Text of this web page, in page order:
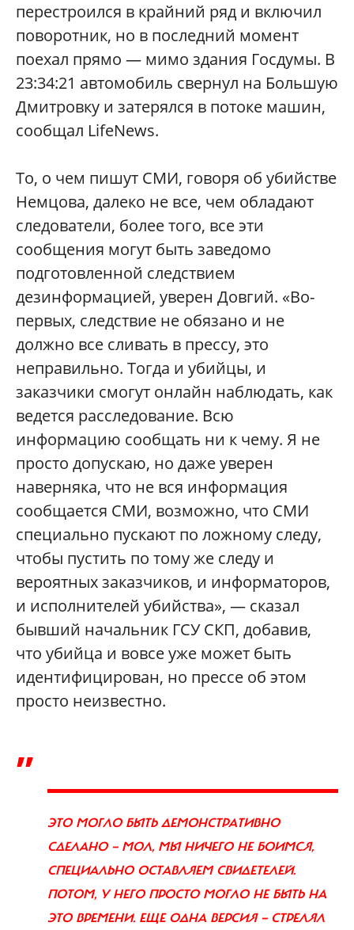
перестроился в крайний ряд и включил
поворотник, но в последний момент
поехал прямо — мимо здания Госдумы. В
23:34:21 автомобиль свернул на Большую
Дмитровку и затерялся в потоке машин,
сообщал LifeNews.
То, о чем пишут СМИ, говоря об убийстве
Немцова, далеко не все, чем обладают
следователи, более того, все эти
сообщения могут быть заведомо
подготовленной следствием
дезинформацией, уверен Довгий. «Во-
первых, следствие не обязано и не
должно все сливать в прессу, это
неправильно. Тогда и убийцы, и
заказчики смогут онлайн наблюдать, как
ведется расследование. Всю
информацию сообщать ни к чему. Я не
просто допускаю, но даже уверен
наверняка, что не вся информация
сообщается СМИ, возможно, что СМИ
специально пускают по ложному следу,
чтобы пустить по тому же следу и
вероятных заказчиков, и информаторов,
и исполнителей убийства», — сказал
бывший начальник ГСУ СКП, добавив,
что убийца и вовсе уже может быть
идентифицирован, но прессе об этом
просто неизвестно.
„
ЭТО МОГЛО БЫТЬ ДЕМОНСТРАТИВНО
СДЕЛАНО — МОЛ, МЫ НИЧЕГО НЕ БОИМСЯ,
СПЕЦИАЛЬНО ОСТАВЛЯЕМ СВИДЕТЕЛЕЙ.
ПОТОМ, У НЕГО ПРОСТО МОГЛО НЕ БЫТЬ НА
ЭТО ВРЕМЕНИ. ЕЩЕ ОДНА ВЕРСИЯ — СТРЕЛЯЛ